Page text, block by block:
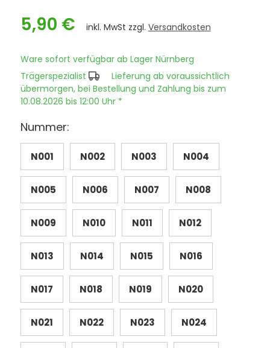
5,90 € inkl. MwSt zzgl. Versandkosten
Ware sofort verfügbar ab Lager Nürnberg
Trägerspezialist
Lieferung ab voraussichtlich
übermorgen, bei Bestellung und Zahlung bis zum
10.08.2026 bis 12:00 Uhr *
Nummer:
N001 N002 N003 N004
N005 N006 N007 N008
N009 N010 N011 N012
N013 N014 N015 N016
N017 N018 N019 N020
N021 N022 N023 N024